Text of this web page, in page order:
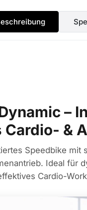
–
&
Speedbike
Ideal für
Cardio-